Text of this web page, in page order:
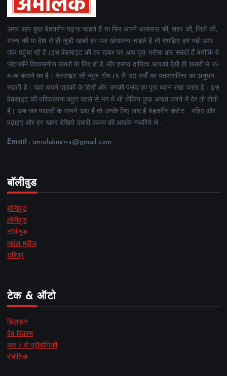
अगर आप कुछ बेहतरीन पढ़ना चाहते हैं या फिर अपने आसपास की, शहर की, जिले की,
राज्य की या देश से ही जुड़ी खबरें हर पल खंगालना चाहते हैं तो समझिए हम यही आप
तक पहुंचा रहे हैं।इस वेबसाइट की हर खबर पर आप पूरा भरोसा कर सकते हैं क्योंकि ये
प्लेटफॉर्म विश्वसनीय खबरों के लिए ही है और हमारा दायित्व आपको ऐसी ही खबरों से रू-
ब-रू कराने का है। वेबसाइट की न्यूज टीम 15 से 20 वर्षों का पत्रकारिता का अनुभव
रखती है। यहां अपने पाठकों के हितों और उनकी पसंद का पूरा ध्यान रखा जाता है। इस
वेबसाइट की परिकल्पना बहुत पहले से मन में थी लेकिन कुछ अच्छा करने में देर तो होती
है। अब जब पाठकों के सामने आए हैं तो उनके लिए लाए हैं बेहतरीन कंटेंट .. पढ़िए और
पढ़ाइए और हर खबर देखिये हमारी कलम की आपके नजरिये से ..
Email : amolaknews@gmail.com
बॉलीवुड
बॉलीवुड
हॉलीवुड
टॉलीवुड
मार्वल मूवीज
चरित्र
टेक & ऑटो
डिज़ाइन
वेब विकास
आर / वी प्रौद्योगिकी
रोबोटिक